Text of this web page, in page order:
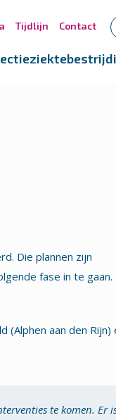
Tijdlijn Contact
Die plannen zijn
fase in te gaan.
aan den Rijn)
te komen. Er